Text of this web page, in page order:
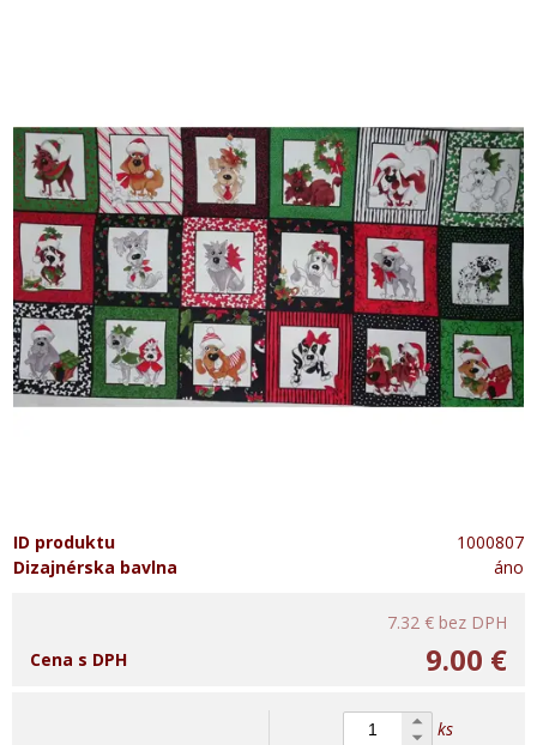
ID produktu
1000807
Dizajnérska bavlna
áno
7.32 € bez DPH
9.00 €
Cena s DPH
ks